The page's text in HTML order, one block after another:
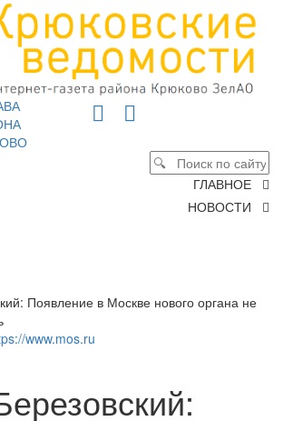
ГЛАВНОЕ
НОВОСТИ
www.mos.ru